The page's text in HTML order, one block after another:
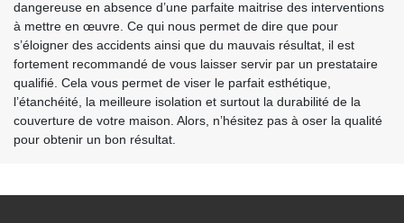
dangereuse en absence d’une parfaite maitrise des interventions
à mettre en œuvre. Ce qui nous permet de dire que pour
s’éloigner des accidents ainsi que du mauvais résultat, il est
fortement recommandé de vous laisser servir par un prestataire
qualifié. Cela vous permet de viser le parfait esthétique,
l’étanchéité, la meilleure isolation et surtout la durabilité de la
couverture de votre maison. Alors, n’hésitez pas à oser la qualité
pour obtenir un bon résultat.